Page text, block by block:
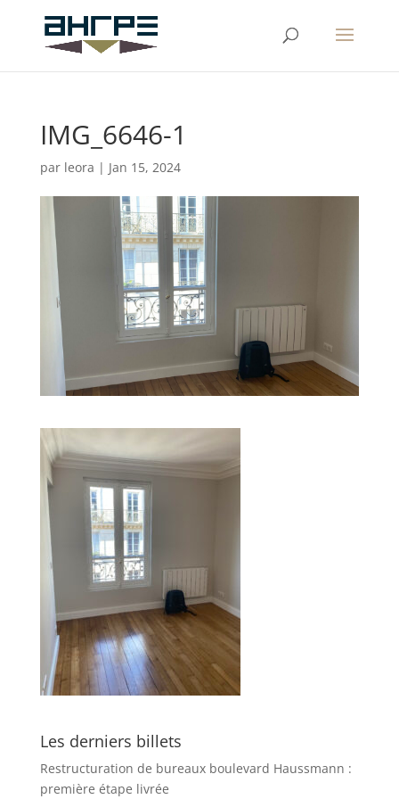
IMG_6646-1
par leora | Jan 15, 2024
Les derniers billets
Restructuration de bureaux boulevard Haussmann :
première étape livrée